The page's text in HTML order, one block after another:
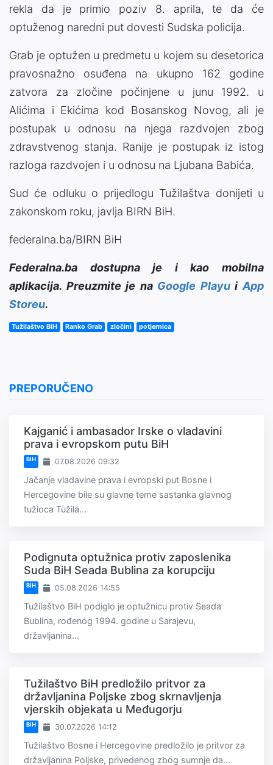
rekla da je primio poziv 8. aprila, te da će
optuženog naredni put dovesti Sudska policija.
Grab je optužen u predmetu u kojem su desetorica
pravosnažno osuđena na ukupno 162 godine
zatvora za zločine počinjene u junu 1992. u
Alićima i Ekićima kod Bosanskog Novog, ali je
postupak u odnosu na njega razdvojen zbog
zdravstvenog stanja. Ranije je postupak iz istog
razloga razdvojen i u odnosu na Ljubana Babića.
Sud će odluku o prijedlogu Tužilaštva donijeti u
zakonskom roku, javlja BIRN BiH.
federalna.ba/BIRN BiH
Federalna.ba dostupna je i kao mobilna
aplikacija. Preuzmite je na Google PlayuiApp
Storeu.
Tužilaštvo BiH Ranko Grab zločini potjernica
PREPORUČENO
Kajganić i ambasador Irske o vladavini
prava i evropskom putu BiH
BiH 07.08.2026 09:32
Jačanje vladavine prava i evropski put Bosne i
Hercegovine bile su glavne teme sastanka glavnog
tužioca Tužila...
Podignuta optužnica protiv zaposlenika
Suda BiH Seada Bublina za korupciju
BiH 05.08.2026 14:55
Tužilaštvo BiH podiglo je optužnicu protiv Seada
Bublina, rođenog 1994. godine u Sarajevu,
državljanina...
Tužilaštvo BiH predložilo pritvor za
državljanina Poljske zbog skrnavljenja
vjerskih objekata u Međugorju
BiH 30.07.2026 14:12
Tužilaštvo Bosne i Hercegovine predložilo je pritvor za
državljanina Poljske, privedenog zbog sumnje da...